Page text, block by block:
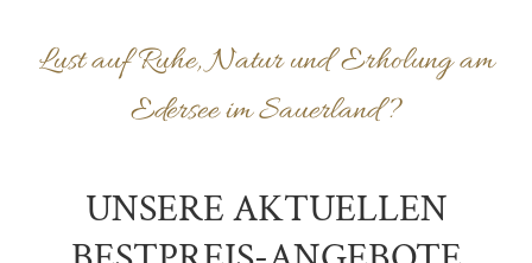
Lust auf Ruhe, Natur und Erholung am
Edersee im Sauerland?
UNSERE AKTUELLEN